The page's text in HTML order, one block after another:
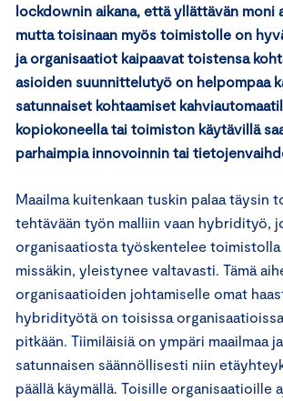
lockdownin aikana, että yllättävän moni
mutta toisinaan myös toimistolle on
ja organisaatiot kaipaavat toistensa
asioiden suunnittelutyö on helpompaa
satunnaiset kohtaamiset
kopiokoneella tai toimiston käytävillä
parhaimpia innovoinnin tai
Maailma kuitenkaan tuskin palaa täysin
tehtävään työn malliin vaan hybridityö,
organisaatiosta työskentelee toimistolla
missäkin, yleistynee valtavasti. Tämä
organisaatioiden johtamiselle omat
hybridityötä on toisissa
pitkään. Tiimiläisiä on ympäri maailmaa
satunnaisen säännöllisesti niin
päällä käymällä. Toisille organisaatioille